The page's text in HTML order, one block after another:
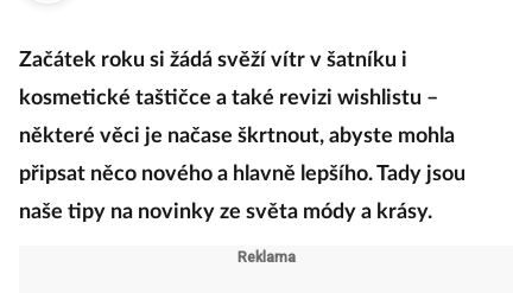
Začátek roku si žádá svěží vítr v šatníku i
kosmetické taštičce a také revizi wishlistu –
některé věci je načase škrtnout, abyste mohla
připsat něco nového a hlavně lepšího. Tady jsou
naše tipy na novinky ze světa módy a krásy.